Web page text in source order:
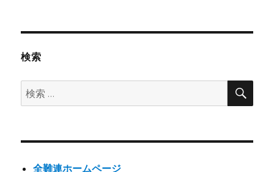
検索
検
索:
検
全難連ホームページ